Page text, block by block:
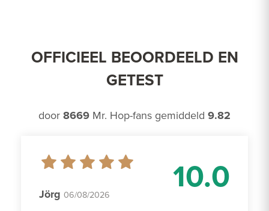
OFFICIEEL BEOORDEELD EN
GETEST
door 8669 Mr. Hop-fans gemiddeld 9.82
10.0
Jörg 06/08/2026